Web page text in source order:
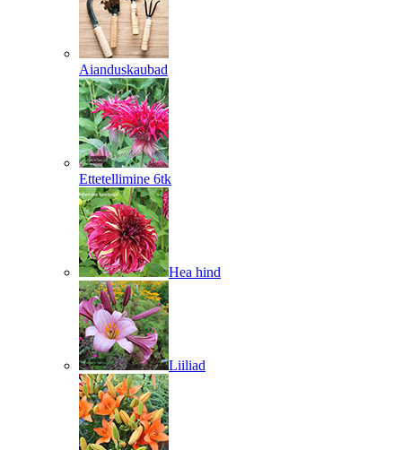
Aianduskaubad
Ettetellimine 6tk
Hea hind
Liiliad